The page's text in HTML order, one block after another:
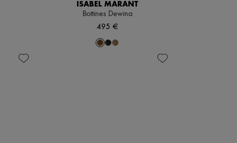
ISABEL MARANT
Bottines Dewina
495 €